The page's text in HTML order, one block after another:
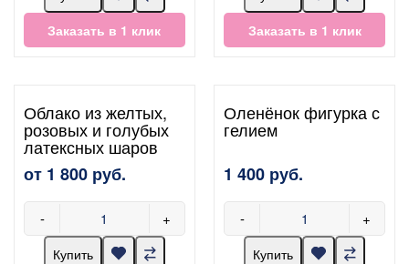
Заказать в 1 клик
Заказать в 1 клик
Облако из желтых,
розовых и голубых
латексных шаров
от 1 800 руб.
- +
Купить
Оленёнок фигурка с
гелием
1 400 руб.
- +
Купить